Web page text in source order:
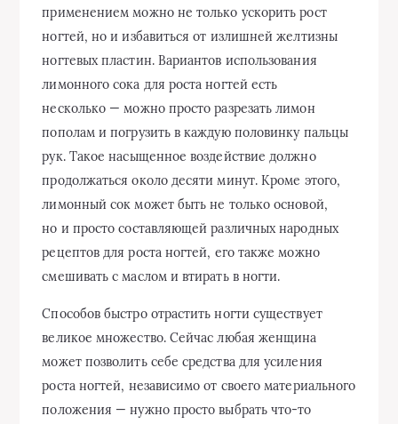
применением можно не только ускорить рост
ногтей, но и избавиться от излишней желтизны
ногтевых пластин. Вариантов использования
лимонного сока для роста ногтей есть
несколько — можно просто разрезать лимон
пополам и погрузить в каждую половинку пальцы
рук. Такое насыщенное воздействие должно
продолжаться около десяти минут. Кроме этого,
лимонный сок может быть не только основой,
но и просто составляющей различных народных
рецептов для роста ногтей, его также можно
смешивать с маслом и втирать в ногти.
Способов быстро отрастить ногти существует
великое множество. Сейчас любая женщина
может позволить себе средства для усиления
роста ногтей, независимо от своего материального
положения — нужно просто выбрать что-то